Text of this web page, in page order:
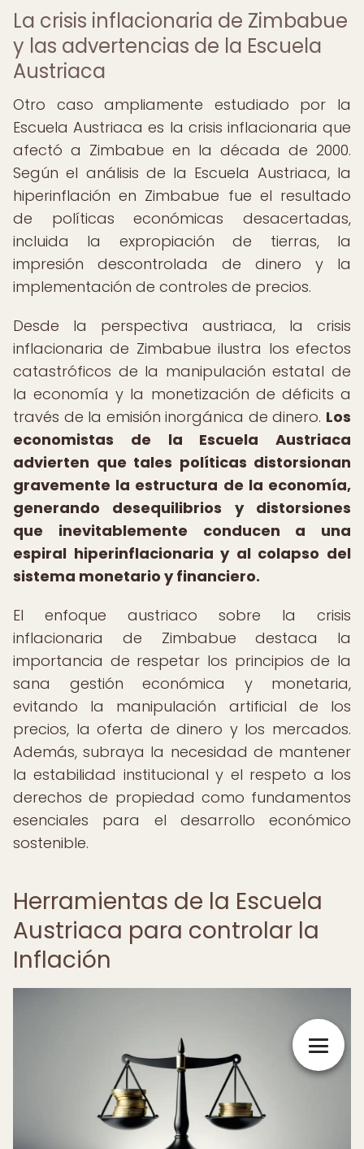
La crisis inflacionaria de Zimbabue
y las advertencias de la Escuela
Austriaca
Otro caso ampliamente estudiado por la
Escuela Austriaca es la crisis inflacionaria que
afectó a Zimbabue en la década de 2000.
Según el análisis de la Escuela Austriaca, la
hiperinflación en Zimbabue fue el resultado
de políticas económicas desacertadas,
incluida la expropiación de tierras, la
impresión descontrolada de dinero y la
implementación de controles de precios.
Desde la perspectiva austriaca, la crisis
inflacionaria de Zimbabue ilustra los efectos
catastróficos de la manipulación estatal de
la economía y la monetización de déficits a
través de la emisión inorgánica de dinero. Los
economistas de la Escuela Austriaca
advierten que tales políticas distorsionan
gravemente la estructura de la economía,
generando desequilibrios y distorsiones
que inevitablemente conducen a una
espiral hiperinflacionaria y al colapso del
sistema monetario y financiero.
El enfoque austriaco sobre la crisis
inflacionaria de Zimbabue destaca la
importancia de respetar los principios de la
sana gestión económica y monetaria,
evitando la manipulación artificial de los
precios, la oferta de dinero y los mercados.
Además, subraya la necesidad de mantener
la estabilidad institucional y el respeto a los
derechos de propiedad como fundamentos
esenciales para el desarrollo económico
sostenible.
Herramientas de la Escuela
Austriaca para controlar la
Inflación